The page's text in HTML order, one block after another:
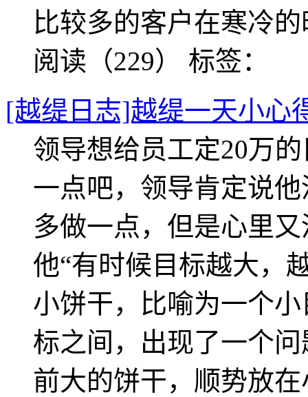
比较多的客户在寒冷
阅读（229） 标签：
[越缇日志]越缇一天小心
领导想给员工定20万
一点吧，领导肯定说
多做一点，但是心里
他“有时候目标越大，
小饼干，比喻为一个
标之间，出现了一个
前大的饼干，顺势放